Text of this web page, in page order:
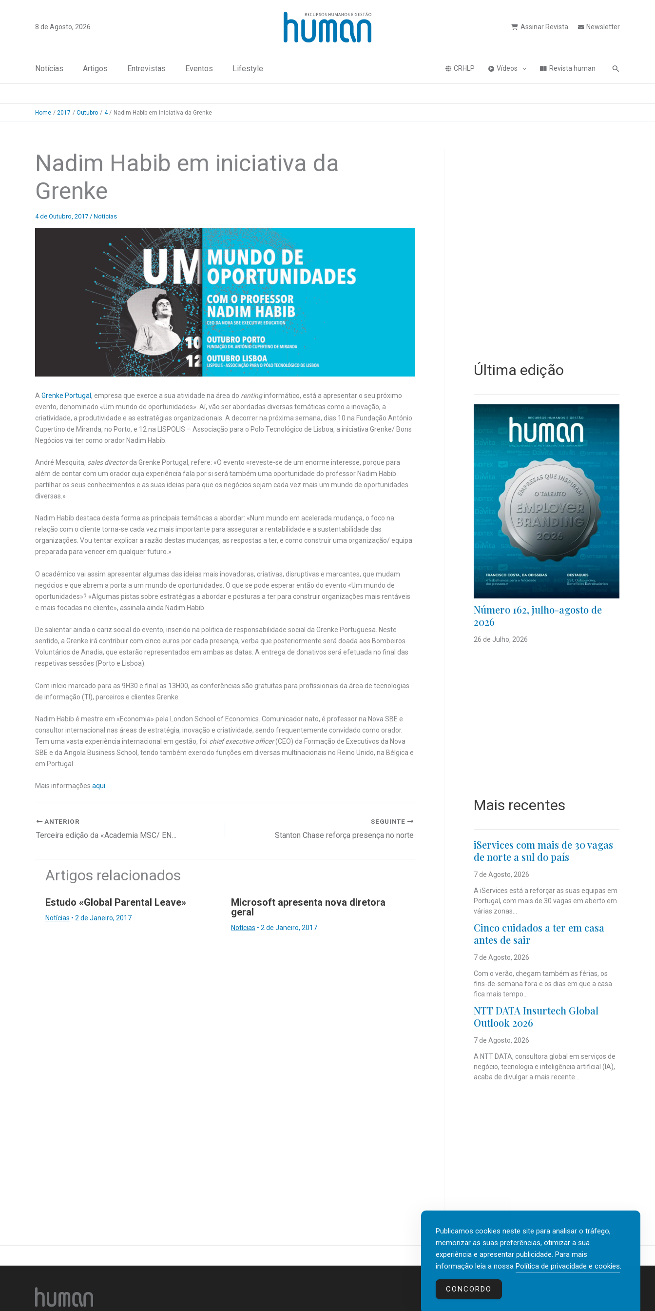
8 de Agosto, 2026 Assinar Revista Newsletter
Notícias Artigos Entrevistas Eventos Lifestyle CRHLP Vídeos Revista human Pesquisa
Home 2017 Outubro 4 Nadim Habib em iniciativa da Grenke
Nadim Habib em iniciativa da
Grenke
4 de Outubro, 2017 / Notícias
A Grenke Portugal , empresa que exerce a sua atividade na área do rentinginformático, está a apresentar o seu próximo
evento, denominado «Um mundo de oportunidades». Aí, vão ser abordadas diversas temáticas como a inovação, a
criatividade, a produtividade e as estratégias organizacionais. A decorrer na próxima semana, dias 10 na Fundação António
Cupertino de Miranda, no Porto, e 12 na LISPOLIS – Associação para o Polo Tecnológico de Lisboa, a iniciativa Grenke/ Bons
Negócios vai ter como orador Nadim Habib.
André Mesquita, sales directorda Grenke Portugal, refere: «O evento «reveste-se de um enorme interesse, porque para
além de contar com um orador cuja experiência fala por si será também uma oportunidade do professor Nadim Habib
partilhar os seus conhecimentos e as suas ideias para que os negócios sejam cada vez mais um mundo de oportunidades
diversas.»
Nadim Habib destaca desta forma as principais temáticas a abordar: «Num mundo em acelerada mudança, o foco na
relação com o cliente torna-se cada vez mais importante para assegurar a rentabilidade e a sustentabilidade das
organizações. Vou tentar explicar a razão destas mudanças, as respostas a ter, e como construir uma organização/ equipa
preparada para vencer em qualquer futuro.»
O académico vai assim apresentar algumas das ideias mais inovadoras, criativas, disruptivas e marcantes, que mudam
negócios e que abrem a porta a um mundo de oportunidades. O que se pode esperar então do evento «Um mundo de
oportunidades»? «Algumas pistas sobre estratégias a abordar e posturas a ter para construir organizações mais rentáveis
e mais focadas no cliente», assinala ainda Nadim Habib.
De salientar ainda o cariz social do evento, inserido na politica de responsabilidade social da Grenke Portuguesa. Neste
sentido, a Grenke irá contribuir com cinco euros por cada presença, verba que posteriormente será doada aos Bombeiros
Voluntários de Anadia, que estarão representados em ambas as datas. A entrega de donativos será efetuada no final das
respetivas sessões (Porto e Lisboa).
Com início marcado para as 9H30 e final as 13H00, as conferências são gratuitas para profissionais da área de tecnologias
de informação (TI), parceiros e clientes Grenke.
Nadim Habib é mestre em «Economia» pela London School of Economics. Comunicador nato, é professor na Nova SBE e
consultor internacional nas áreas de estratégia, inovação e criatividade, sendo frequentemente convidado como orador.
Tem uma vasta experiência internacional em gestão, foi chief executive officer(CEO) da Formação de Executivos da Nova
SBE e da Angola Business School, tendo também exercido funções em diversas multinacionais no Reino Unido, na Bélgica e
em Portugal.
Mais informações aqui.
ANTERIOR
Terceira edição da «Academia MSC/ ENIDH»
SEGUINTE
Stanton Chase reforça presença no norte
Artigos relacionados
Estudo «Global Parental Leave»
Notícias • 2 de Janeiro, 2017
Microsoft apresenta nova diretora
geral
Notícias • 2 de Janeiro, 2017
Última edição
Número 162, julho-agosto de
2026
26 de Julho, 2026
Mais recentes
iServices com mais de 30 vagas
de norte a sul do país
7 de Agosto, 2026
A iServices está a reforçar as suas equipas em
Portugal, com mais de 30 vagas em aberto em
várias zonas...
Cinco cuidados a ter em casa
antes de sair
7 de Agosto, 2026
Com o verão, chegam também as férias, os
fins-de-semana fora e os dias em que a casa
fica mais tempo...
NTT DATA Insurtech Global
Outlook 2026
7 de Agosto, 2026
A NTT DATA, consultora global em serviços de
negócio, tecnologia e inteligência artificial (IA),
acaba de divulgar a mais recente...
Contactos
Publicamos cookies neste site para analisar o tráfego,
memorizar as suas preferências, otimizar a sua
experiência e apresentar publicidade. Para mais
informação leia a nossa Política de privacidade e cookies.
CONCORDO